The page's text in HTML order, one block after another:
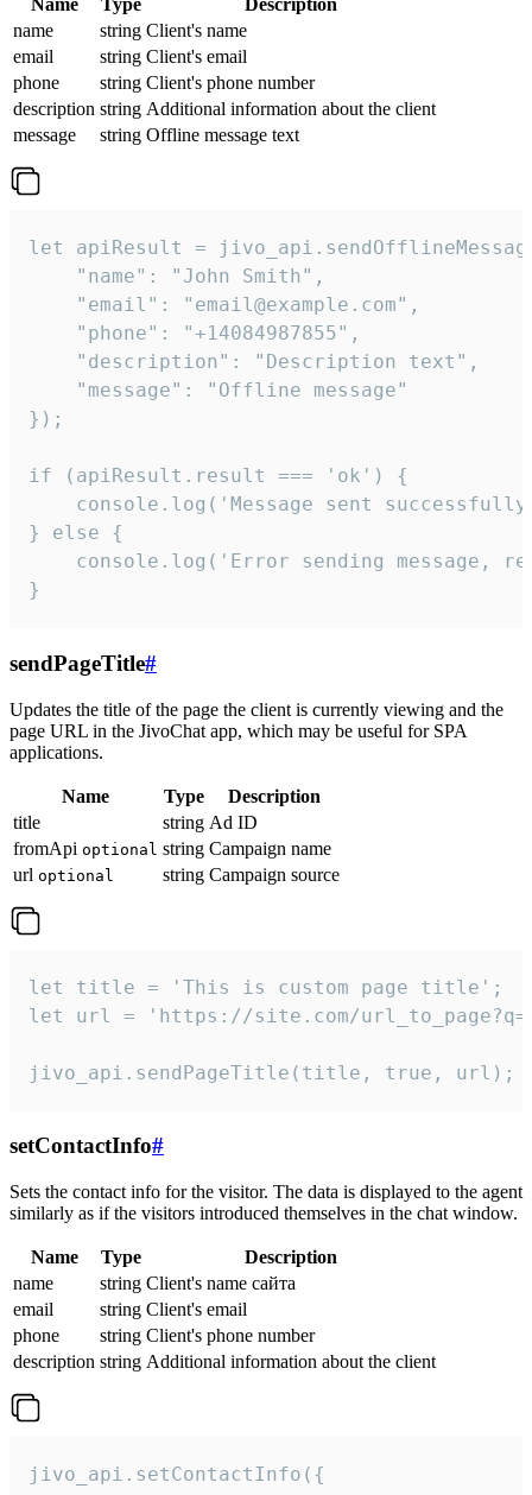
Name Type
Description
name
string Client's name
email
string Client's email
phone
string Client's phone number
description string Additional information about the client
message
string Offline message text
let apiResult =
    "name": "John Smith",
    "email": "email@example.com",
    "phone": "+14084987855",
    "description": "Description text",
    "message": "Offline message"
});
if (apiResult.result === 'ok') {
console.log('Message sent
} else {
console.log('Error sending message,
}
sendPageTitle#
Updates the title of the page the client is currently viewing and the
page URL in the JivoChat app, which may be useful for SPA
applications.
Name Type
Description
title
string Ad ID
fromApi optional string Campaign name
url optional string Campaign source
let title = 'This is custom page title';
let url = 'https://site.com/
jivo_api.sendPageTitle(title, true, url);
setContactInfo#
Sets the contact info for the visitor. The data is displayed to the agent
similarly as if the visitors introduced themselves in the chat window.
Name Type
Description
name
string Client's name сайта
email
string Client's email
phone
string Client's phone number
description string Additional information about the client
jivo_api.setContactInfo({